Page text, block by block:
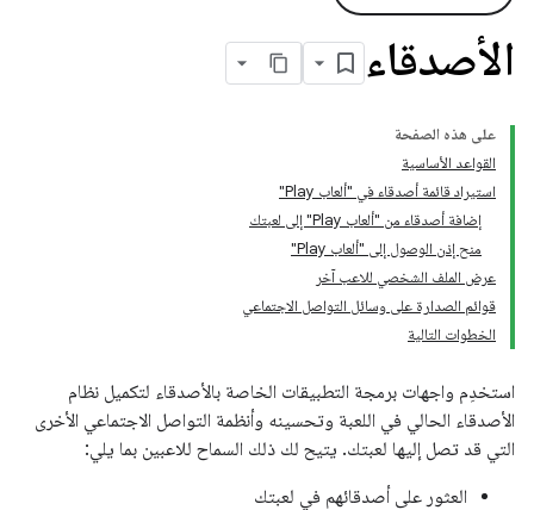
الأصدقاء
على هذه الصفحة
القواعد الأساسية
استيراد قائمة أصدقاء في "ألعاب Play"
إضافة أصدقاء من "ألعاب Play" إلى لعبتك
منح إذن الوصول إلى "ألعاب Play"
عرض الملف الشخصي للاعب آخر
قوائم الصدارة على وسائل التواصل الاجتماعي
الخطوات التالية
استخدِم واجهات برمجة التطبيقات الخاصة بالأصدقاء لتكميل نظام
الأصدقاء الحالي في اللعبة وتحسينه وأنظمة التواصل الاجتماعي الأخرى
التي قد تصل إليها لعبتك. يتيح لك ذلك السماح للاعبين بما يلي:
العثور على أصدقائهم في لعبتك